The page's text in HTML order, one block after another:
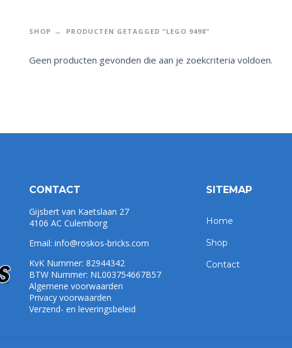
SHOP PRODUCTEN GETAGGED “LEGO 9498”
Geen producten gevonden die aan je zoekcriteria voldoen.
CONTACT
Gijsbert van Kaetslaan 27
4106 AC Culemborg
Email: info@roskos-bricks.com
KvK Nummer: 82944342
BTW Nummer: NL003754667B57
Algemene voorwaarden
Privacy voorwaarden
Verzend- en leveringsbeleid
SITEMAP
Home
Shop
Contact